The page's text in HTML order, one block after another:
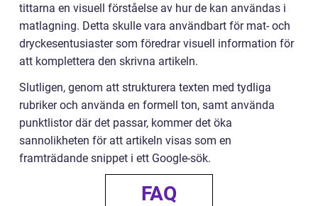
tittarna en visuell förståelse av hur de kan användas i
matlagning. Detta skulle vara användbart för mat- och
dryckesentusiaster som föredrar visuell information för
att komplettera den skrivna artikeln.
Slutligen, genom att strukturera texten med tydliga
rubriker och använda en formell ton, samt använda
punktlistor där det passar, kommer det öka
sannolikheten för att artikeln visas som en
framträdande snippet i ett Google-sök.
FAQ